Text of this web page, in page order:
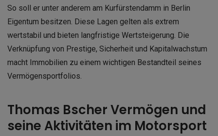
So soll er unter anderem am Kurfürstendamm in Berlin
Eigentum besitzen. Diese Lagen gelten als extrem
wertstabil und bieten langfristige Wertsteigerung. Die
Verknüpfung von Prestige, Sicherheit und Kapitalwachstum
macht Immobilien zu einem wichtigen Bestandteil seines
Vermögensportfolios.
Thomas Bscher Vermögen und
seine Aktivitäten im Motorsport